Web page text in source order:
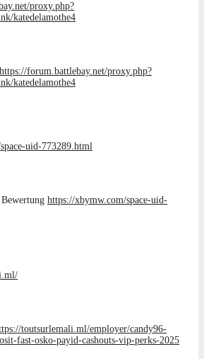
proxy.php?
katedelamothe4
https://forum.battlebay.net/proxy.php?
katedelamothe4
uid-773289.html
https://xbymw.com/space-uid-
toutsurlemali.ml/employer/candy96-
fast-osko-payid-cashouts-vip-perks-2025